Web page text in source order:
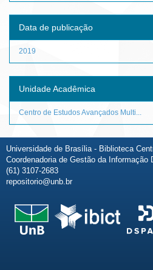
Data de publicação
2019
Unidade Acadêmica
Centro de Estudos Avançados Multi...
Universidade de Brasília - Biblioteca
Coordenadoria de Gestão da Informação
(61) 3107-2683
repositorio@unb.br